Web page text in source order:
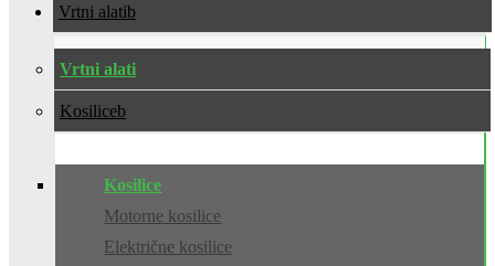
Vrtni alati
Vrtni alati
Kosilice
Kosilice
Motorne kosilice
Električne kosilice